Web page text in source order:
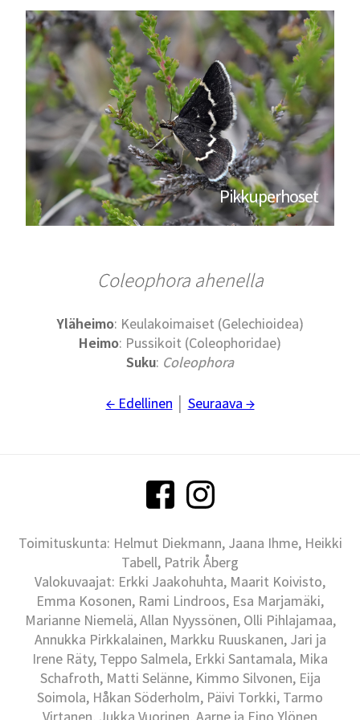
Pikkuperhoset
Coleophora ahenella
Yläheimo: Keulakoimaiset (Gelechioidea)
Heimo: Pussikoit (Coleophoridae)
Suku: Coleophora
← Edellinen Seuraava →
Toimituskunta: Helmut Diekmann, Jaana Ihme, Heikki
Tabell, Patrik Åberg
Valokuvaajat: Erkki Jaakohuhta, Maarit Koivisto,
Emma Kosonen, Rami Lindroos, Esa Marjamäki,
Marianne Niemelä, Allan Nyyssönen, Olli Pihlajamaa,
Annukka Pirkkalainen, Markku Ruuskanen, Jari ja
Irene Räty, Teppo Salmela, Erkki Santamala, Mika
Schafroth, Matti Selänne, Kimmo Silvonen, Eija
Soimola, Håkan Söderholm, Päivi Torkki, Tarmo